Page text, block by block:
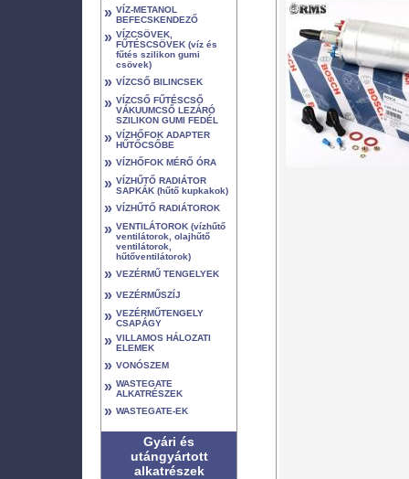
» VÍZ-METANOL
BEFECSKENDEZŐ
» VÍZCSÖVEK,
FŰTÉSCSÖVEK (víz és
fűtés szilikon gumi
csövek)
» VÍZCSŐ BILINCSEK
» VÍZCSŐ FŰTÉSCSŐ
VÁKUUMCSŐ LEZÁRÓ
SZILIKON GUMI FEDÉL
» VÍZHŐFOK ADAPTER
HŰTŐCSŐBE
» VÍZHŐFOK MÉRŐ ÓRA
» VÍZHŰTŐ RADIÁTOR
SAPKÁK (hűtő kupkakok)
» VÍZHŰTŐ RADIÁTOROK
» VENTILÁTOROK (vízhűtő
ventilátorok, olajhűtő
ventilátorok,
hűtőventilátorok)
» VEZÉRMŰ TENGELYEK
» VEZÉRMŰSZÍJ
» VEZÉRMŰTENGELY
CSAPÁGY
» VILLAMOS HÁLOZATI
ELEMEK
» VONÓSZEM
» WASTEGATE
ALKATRÉSZEK
» WASTEGATE-EK
Gyári és
utángyártott
alkatrészek